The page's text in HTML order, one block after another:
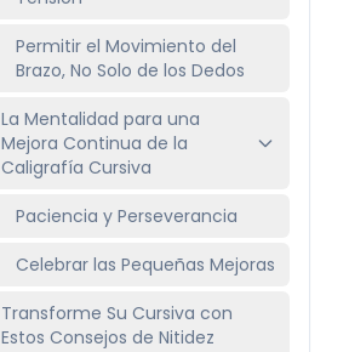
Permitir el Movimiento del
Brazo, No Solo de los Dedos
La Mentalidad para una
Mejora Continua de la
Caligrafía Cursiva
Paciencia y Perseverancia
Celebrar las Pequeñas Mejoras
Transforme Su Cursiva con
Estos Consejos de Nitidez